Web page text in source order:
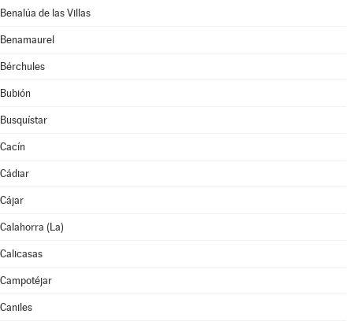
Benalúa de las Villas
Benamaurel
Bérchules
Bubión
Busquístar
Cacín
Cádiar
Cájar
Calahorra (La)
Calicasas
Campotéjar
Caniles